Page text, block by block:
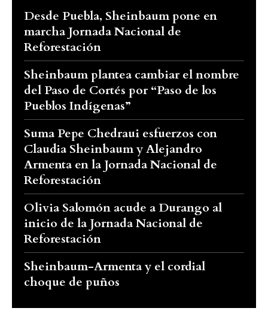
Desde Puebla, Sheinbaum pone en
marcha Jornada Nacional de
Reforestación
Sheinbaum plantea cambiar el nombre
del Paso de Cortés por “Paso de los
Pueblos Indígenas”
Suma Pepe Chedraui esfuerzos con
Claudia Sheinbaum y Alejandro
Armenta en la Jornada Nacional de
Reforestación
Olivia Salomón acude a Durango al
inicio de la Jornada Nacional de
Reforestación
Sheinbaum-Armenta y el cordial
choque de puños